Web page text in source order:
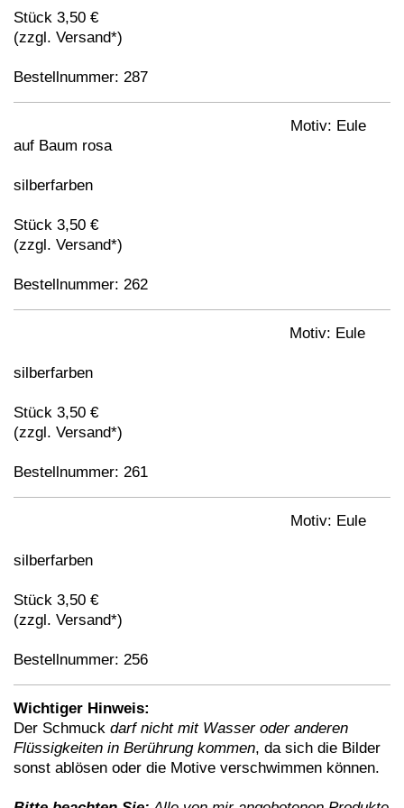
Stück 3,50 €
(zzgl. Versand*)
Bestellnummer: 287
Motiv: Eule
auf Baum rosa
silberfarben
Stück 3,50 €
(zzgl. Versand*)
Bestellnummer: 262
Motiv: Eule
silberfarben
Stück 3,50 €
(zzgl. Versand*)
Bestellnummer: 261
Motiv: Eule
silberfarben
Stück 3,50 €
(zzgl. Versand*)
Bestellnummer: 256
Wichtiger Hinweis:
Der Schmuck darf nicht mit Wasser oder anderen
Flüssigkeiten in Berührung kommen, da sich die Bilder
sonst ablösen oder die Motive verschwimmen können.